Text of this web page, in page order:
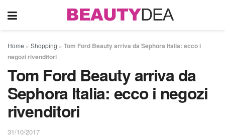
Home » Shopping » Tom Ford Beauty arriva da Sephora Italia: ecco i
negozi rivenditori
Tom Ford Beauty arriva da
Sephora Italia: ecco i negozi
rivenditori
31/10/2017